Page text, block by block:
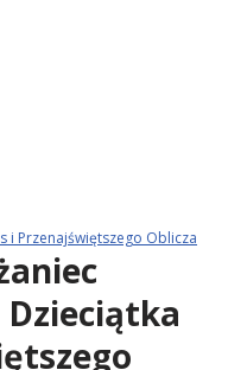
i Przenajświętszego Oblicza